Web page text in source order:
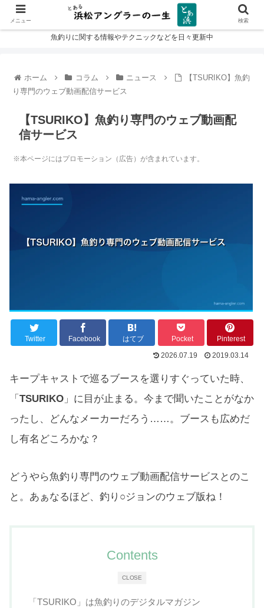
魚釣りに関する情報やテクニックなどを日々更新中
ホーム コラム ニュース
【TSURIKO】魚釣
り専門のウェブ動画配信サービス
【TSURIKO】魚釣り専門のウェブ動画配
信サービス
※本ページにはプロモーション（広告）が含まれています。
Twitter Facebook はてブ Pocket
Pinterest
2026.07.19
2019.03.14
キープキャストで巡るブースを選りすぐっていた時、
「 TSURIKO 」に目が止まる。今まで聞いたことがなか
ったし、どんなメーカーだろう……。ブースも広めだ
し有名どころかな？
どうやら魚釣り専門のウェブ動画配信サービスとのこ
と。あぁなるほど、釣り○ジョンのウェブ版ね！
CLOSE
Contents
「TSURIKO」は魚釣りのデジタルマガジン
メニュー 検索